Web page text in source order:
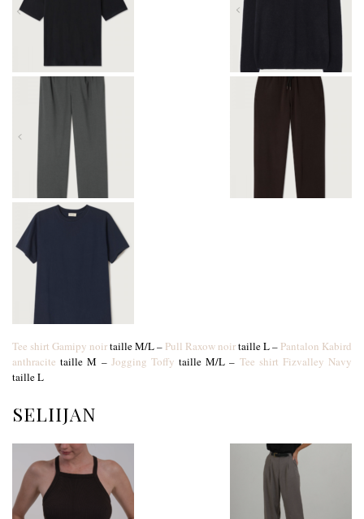
Tee shirt Gamipy noirtaille M/L – Pull Raxow noirtaille L – Pantalon Kabird
anthracite taille M – Jogging Toffy taille M/L – Tee shirt Fizvalley Navy
taille L
SELIIJAN